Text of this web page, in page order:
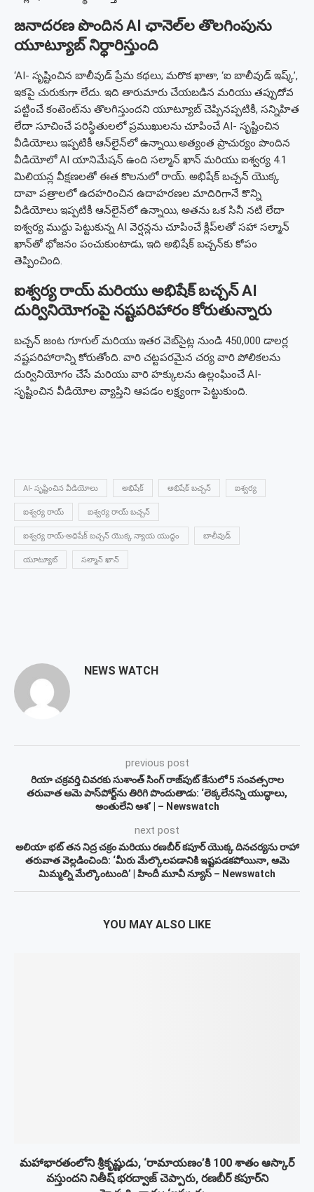
జనాదరణ పొందిన AI ఛానెల్‌ల తొలగింపును
యూట్యూబ్ నిర్ధారిస్తుంది
‘AI- సృష్టించిన బాలీవుడ్ ప్రేమ కథలు; మరొక ఖాతా, ‘ఐ బాలీవుడ్ ఇష్క్’,
ఇకపై చురుకుగా లేదు. ఇది తారుమారు చేయబడిన మరియు తప్పుదోవ
పట్టించే కంటెంట్‌ను తొలగిస్తుందని యూట్యూబ్ చెప్పినప్పటికీ, సన్నిహిత
లేదా సూచించే పరిస్థితులలో ప్రముఖులను చూపించే AI- సృష్టించిన
వీడియోలు ఇప్పటికీ ఆన్‌లైన్‌లో ఉన్నాయి.అత్యంత ప్రాచుర్యం పొందిన
వీడియోలో AI యానిమేషన్ ఉంది సల్మాన్ ఖాన్ మరియు ఐశ్వర్య 4.1
మిలియన్ల వీక్షణలతో ఈత కొలనులో రాయ్. అభిషేక్ బచ్చన్ యొక్క
దావా పత్రాలలో ఉదహరించిన ఉదాహరణల మాదిరిగానే కొన్ని
వీడియోలు ఇప్పటికీ ఆన్‌లైన్‌లో ఉన్నాయి, అతను ఒక సినీ నటి లేదా
ఐశ్వర్య ముద్దు పెట్టుకున్న AI వెర్షన్లను చూపించే క్లిప్‌లతో సహా సల్మాన్
ఖాన్‌తో భోజనం పంచుకుంటాడు, ఇది అభిషేక్ బచ్చన్‌కు కోపం
తెప్పించింది.
ఐశ్వర్య రాయ్ మరియు అభిషేక్ బచ్చన్ AI
దుర్వినియోగంపై నష్టపరిహారం కోరుతున్నారు
బచ్చన్ జంట గూగుల్ మరియు ఇతర వెబ్‌సైట్ల నుండి 450,000 డాలర్ల
నష్టపరిహారాన్ని కోరుతోంది. వారి చట్టపరమైన చర్య వారి పోలికలను
దుర్వినియోగం చేసే మరియు వారి హక్కులను ఉల్లంఘించే AI-
సృష్టించిన వీడియోల వ్యాప్తిని ఆపడం లక్ష్యంగా పెట్టుకుంది.
AI- సృష్టించిన వీడియోలు అభిషేక్ అభిషేక్ బచ్చన్ ఐశ్వర్య
ఐశ్వర్య రాయ్ ఐశ్వర్య రాయ్ బచ్చన్
ఐశ్వర్య రాయ్-అధిషేక్ బచ్చన్ యొక్క న్యాయ యుద్ధం బాలీవుడ్
యూట్యూబ్ సల్మాన్ ఖాన్
NEWS WATCH
previous post
రియా చక్రవర్తి చివరకు సుశాంత్ సింగ్ రాజ్‌పుట్ కేసులో 5 సంవత్సరాల
తరువాత ఆమె పాస్‌పోర్ట్‌ను తిరిగి పొందుతాడు: ‘లెక్కలేనన్ని యుద్ధాలు,
అంతులేని ఆశ’ | – Newswatch
next post
అలియా భట్ తన నిద్ర చక్రం మరియు రణబీర్ కపూర్ యొక్క దినచర్యను రాహా
తరువాత వెల్లడించింది: ‘మీరు మేల్కొలపడానికి ఇష్టపడకపోయినా, ఆమె
మిమ్మల్ని మేల్కొంటుంది’ | హిందీ మూవీ న్యూస్ – Newswatch
YOU MAY ALSO LIKE
మహాభారతంలోని శ్రీకృష్ణుడు, ‘రామాయణం’కి 100 శాతం ఆస్కార్
వస్తుందని నితీష్ భరద్వాజ్ చెప్పారు, రణబీర్ కపూర్‌ని